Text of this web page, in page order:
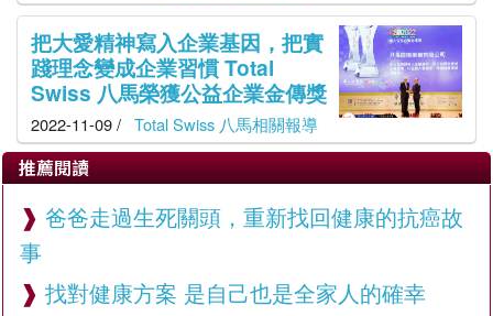
把大愛精神寫入企業基因，把實
踐理念變成企業習慣 Total
Swiss 八馬榮獲公益企業金傳獎
2022-11-09 / Total Swiss 八馬相關報導
推薦閱讀
爸爸走過生死關頭，重新找回健康的抗癌故
事
找對健康方案 是自己也是全家人的確幸